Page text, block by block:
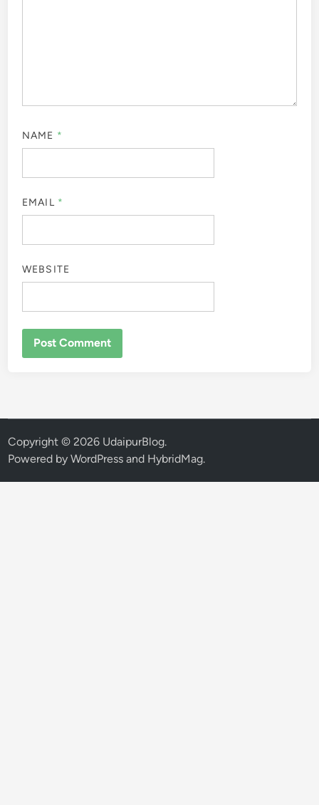
NAME *
EMAIL *
WEBSITE
Copyright © 2026 UdaipurBlog.
Powered byWordPress and HybridMag.